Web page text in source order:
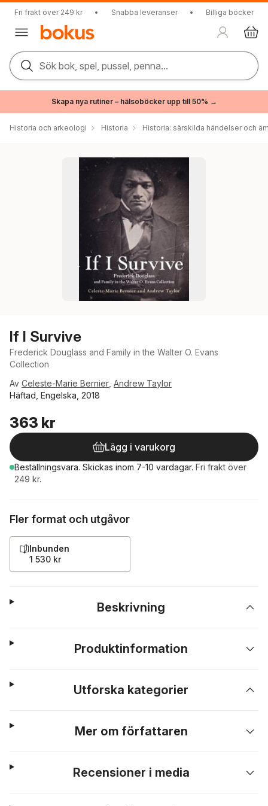
Fri frakt över 249 kr • Snabba leveranser • Billiga böcker
Sök bok, spel, pussel, penna...
Skapa nya rutiner – hälsoböcker upp till 50% →
Historia och arkeologi Historia Historia: särskilda händelser och
If I Survive
Frederick Douglass and Family in the Walter O. Evans
Collection
Av Celeste-Marie Bernier Andrew Taylor
Häftad, Engelska, 2018
363 kr
Lägg i varukorg
Beställningsvara. Skickas inom 7-10 vardagar. Fri frakt över
249 kr.
Fler format och utgåvor
Inbunden
1 530 kr
Beskrivning
Produktinformation
Utforska kategorier
Mer om författaren
Recensioner i media